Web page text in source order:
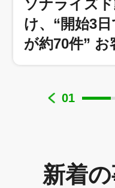
ソナライズ
け、“開始3
が約70件”
01
新着